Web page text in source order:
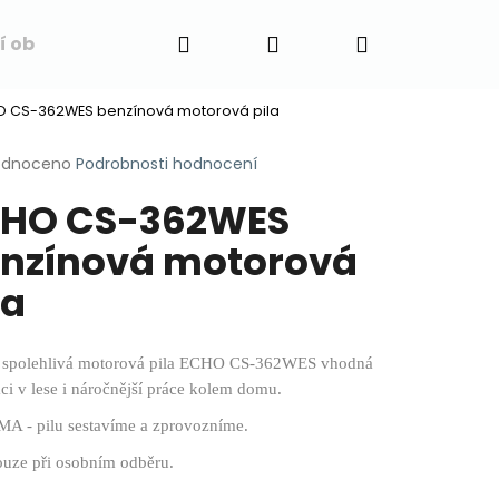
Napište nám
Hledat PřihlášeníNákupní
CS-362WES benzínová motorová pila
Podrobnosti hodnocení
CS-362WES
motorová
spolehlivá motorová pila ECHO CS-362WES vhodná
v lese i náročnější práce kolem domu.
- pilu sestavíme a zprovozníme.
při osobním odběru.